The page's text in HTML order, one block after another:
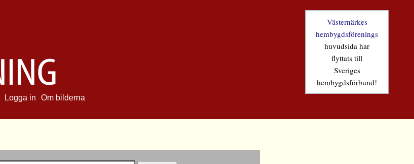
Logga in Om bilderna
Västernärkes
hembygdsförenings
huvudsida har
flyttats till
Sveriges
hembygdsförbund!